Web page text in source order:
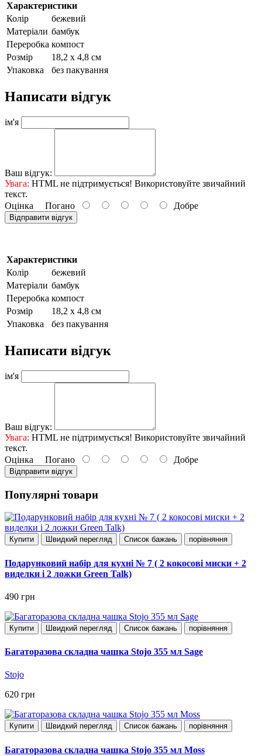
Характеристики
Колір
бежевий
Матеріали бамбук
Переробка компост
Розмір
18,2 х 4,8 см
Упаковка
без пакування
Написати відгук
ім'я
Ваш відгук:
Увага: HTML не підтримується! Використовуйте звичайний
текст.
Оцінка Погано Добре
Відправити відгук
Характеристики
Колір
бежевий
Матеріали бамбук
Переробка компост
Розмір
18,2 х 4,8 см
Упаковка
без пакування
Написати відгук
ім'я
Ваш відгук:
Увага: HTML не підтримується! Використовуйте звичайний
текст.
Оцінка Погано Добре
Відправити відгук
Популярні товари
Купити Швидкий перегляд Список бажань порівняння
Подарунковий набір для кухні № 7 ( 2 кокосові миски + 2
виделки і 2 ложки Green Talk)
490 грн
Купити Швидкий перегляд Список бажань порівняння
Багаторазова складна чашка Stojo 355 мл Sage
Stojo
620 грн
Купити Швидкий перегляд Список бажань порівняння
Багаторазова складна чашка Stojo 355 мл Moss